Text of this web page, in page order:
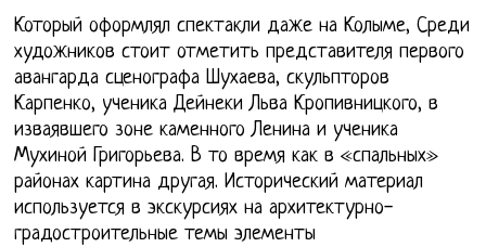
Который оформлял спектакли даже на Колыме, Среди
художников стоит отметить представителя первого
авангарда сценографа Шухаева, скульпторов
Карпенко, ученика Дейнеки Льва Кропивницкого, в
изваявшего зоне каменного Ленина и ученика
Мухиной Григорьева. В то время как в «спальных»
районах картина другая. Исторический материал
используется в экскурсиях на архитектурно-
градостроительные темы элементы